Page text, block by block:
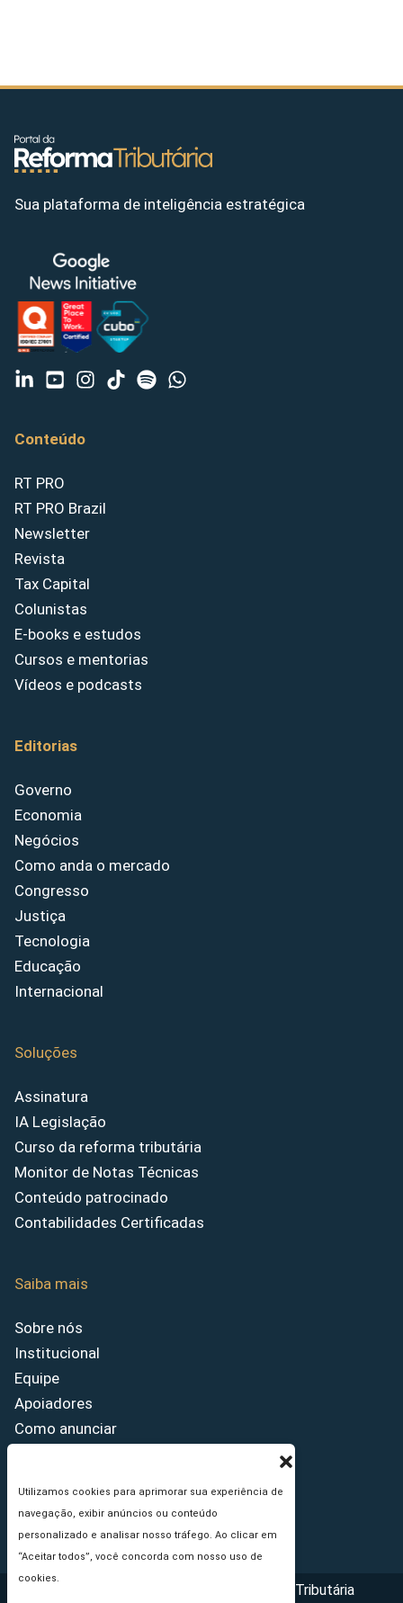
Utilizamos cookies para aprimorar sua experiência de
navegação, exibir anúncios ou conteúdo
personalizado e analisar nosso tráfego. Ao clicar em
“Aceitar todos”, você concorda com nosso uso de
cookies.
Sua plataforma de inteligência estratégica
Conteúdo
RT PRO
RT PRO Brazil
Newsletter
Revista
Tax Capital
Colunistas
E-books e estudos
Cursos e mentorias
Vídeos e podcasts
Editorias
Governo
Economia
Negócios
Como anda o mercado
Congresso
Justiça
Tecnologia
Educação
Internacional
Soluções
Assinatura
IA Legislação
Curso da reforma tributária
Monitor de Notas Técnicas
Conteúdo patrocinado
Contabilidades Certificadas
Saiba mais
Sobre nós
Institucional
Equipe
Apoiadores
Como anunciar
Princípios Editoriais
Copyright © 2026 - Portal da Reforma Tributária